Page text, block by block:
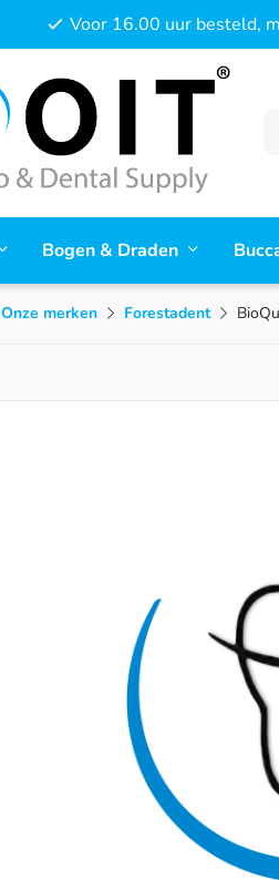
Voor 16.00 uur besteld,
Bogen & Draden
Onze merken Forestadent